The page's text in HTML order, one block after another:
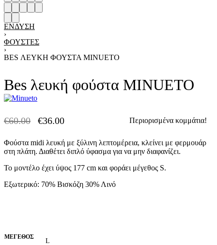
ΈΝΔΥΣΗ
›
ΦΟΎΣΤΕΣ
›
BES ΛΕΥΚΉ ΦΟΎΣΤΑ MINUETO
Bes λευκή φούστα MINUETO
€60.00 €36.00 Περιορισμένα κομμάτια!
Φούστα midi λευκή με ξύλινη λεπτομέρεια, κλείνει με φερμουάρ
στη πλάτη. Διαθέτει διπλό ύφασμα για να μην διαφανίζει.
Το μοντέλο έχει ύψος 177 cm και φοράει μέγεθος S.
Εξωτερικό: 70% Βισκόζη 30% Λινό
ΜΈΓΕΘΟΣ
L